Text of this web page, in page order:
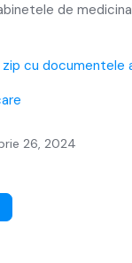
de medicina
cu documentele
26, 2024